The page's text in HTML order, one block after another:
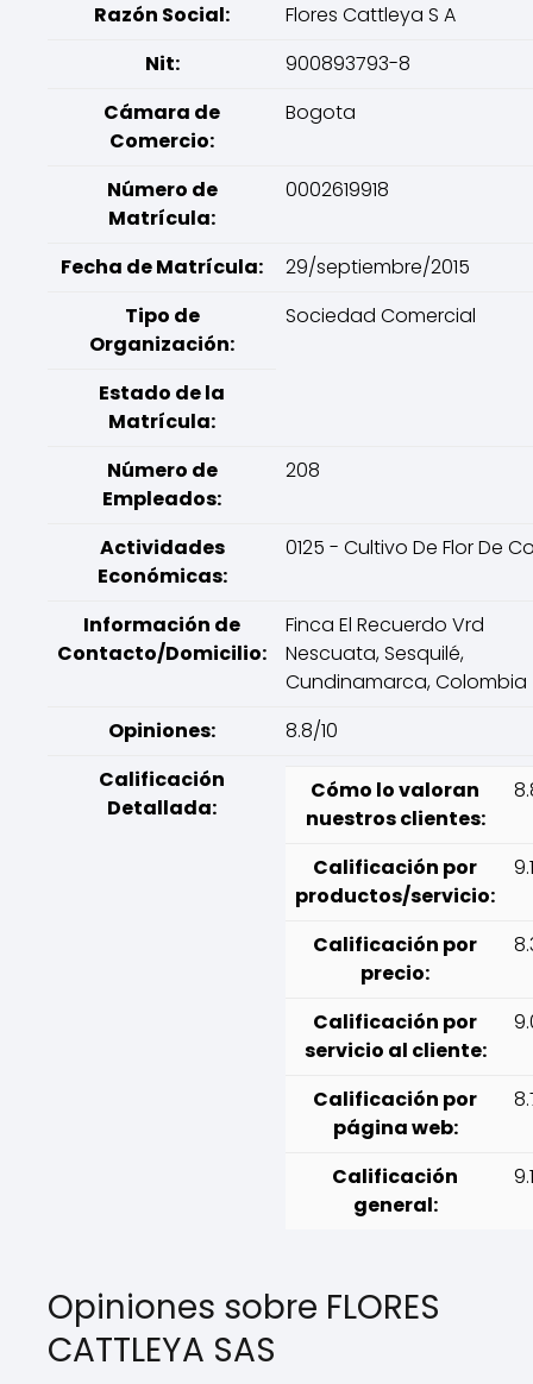
Razón Social:
Flores Cattleya S A
Nit:
900893793-8
Cámara de
Comercio:
Bogota
Número de
Matrícula:
0002619918
Fecha de Matrícula:
29/septiembre/2015
Tipo de
Organización:
Sociedad Comercial
Estado de la
Matrícula:
Número de
Empleados:
208
Actividades
Económicas:
0125 - Cultivo De Flor De
Información de
Contacto/Domicilio:
Finca El Recuerdo Vrd
Nescuata, Sesquilé,
Cundinamarca, Colombia
Opiniones:
8.8/10
Calificación
Detallada:
Cómo lo valoran
nuestros clientes:
Calificación por
productos/servicio:
Calificación por
precio:
Calificación por
servicio al cliente:
Calificación por
página web:
Calificación
general:
Opiniones sobre FLORES
CATTLEYA SAS